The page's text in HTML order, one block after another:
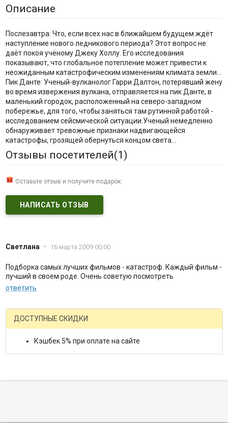
Описание
Послезавтра: Что, если всех нас в ближайшем будущем ждёт
наступление нового ледникового периода? Этот вопрос не
даёт покоя учёному Джеку Холлу. Его исследования
показывают, что глобальное потепление может привести к
неожиданным катастрофическим изменениям климата земли...
Пик Данте: Ученый-вулканолог Гарри Далтон, потерявший жену
во время извержения вулкана, отправляется на пик Данте, в
маленький городок, расположенный на северо-западном
побережье, для того, чтобы заняться там рутинной работой -
исследованием сейсмической ситуации.Ученый немедленно
обнаруживает тревожные признаки надвигающейся
катастрофы, грозящей обернуться концом света...
Отзывы посетителей(1)
Оставьте отзыв и получите подарок:
НАПИСАТЬ ОТЗЫВ
Светлана • 16 марта 2009 00:00
Подборка самых лучших фильмов - катастроф. Каждый фильм -
лучший в своем роде. Очень советую посмотреть
ответить
ДОСТУПНЫЕ СКИДКИ
Кэшбек 5% при оплате на сайте